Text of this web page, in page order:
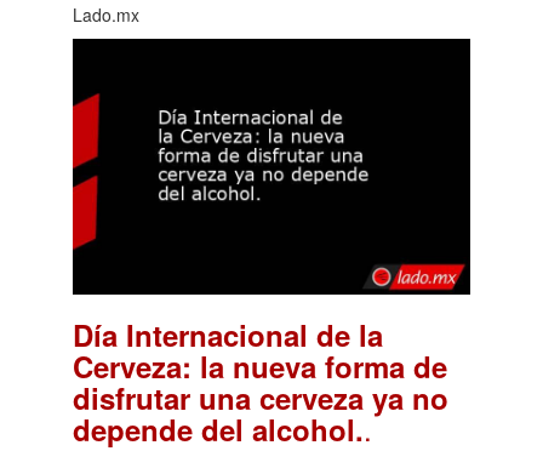
Lado.mx
Día Internacional de la
Cerveza: la nueva forma de
disfrutar una cerveza ya no
depende del alcohol..